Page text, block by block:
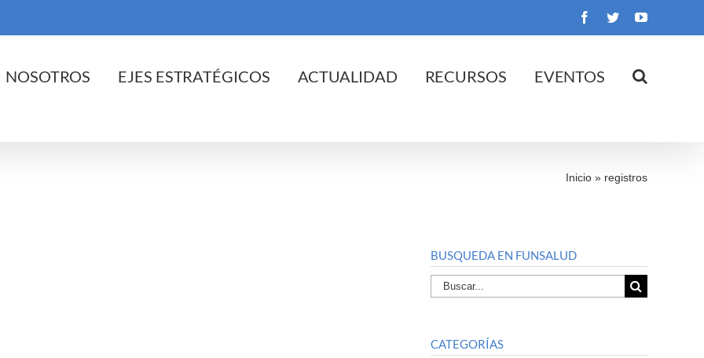
Facebook
TwitterYouTube
NOSOTROS EJES ESTRATÉGICOS ACTUALIDAD RECURSOS EVENTOS
Inicio » registros
BUSQUEDA EN FUNSALUD
Buscar
por:
CATEGORÍAS